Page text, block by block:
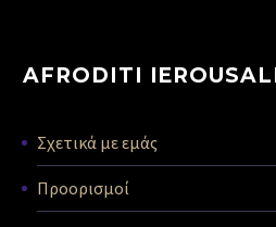
AFRODITI
Σχετικά με εμάς
Προορισμοί